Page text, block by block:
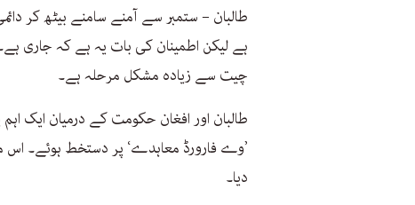
طالبان – ستمبر سے آمنے سامنے بیٹھ کر
ہے لیکن اطمینان کی بات یہ ہے کہ جاری
چیت سے زیادہ مشکل مرحلہ ہے۔
’وے فارورڈ معاہدے‘ پر دستخط ہوئے۔ اس
دیا۔